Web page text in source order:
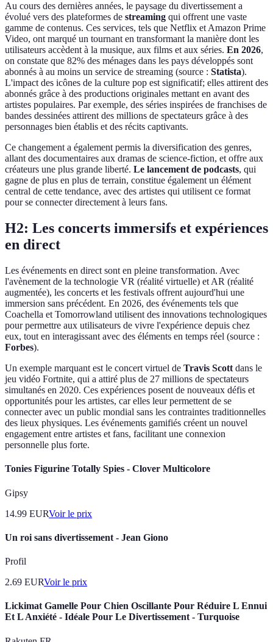
Au cours des dernières années, le paysage du divertissement a
évolué vers des plateformes de streaming qui offrent une vaste
gamme de contenus. Ces services, tels que Netflix et Amazon Prime
Video, ont marqué un tournant en transformant la manière dont les
utilisateurs accèdent à la musique, aux films et aux séries. En 2026,
on constate que 82% des ménages dans les pays développés sont
abonnés à au moins un service de streaming (source : Statista).
L'impact des icônes de la culture pop est significatif; elles attirent des
abonnés grâce à des productions originales mettant en avant des
artistes populaires. Par exemple, des séries inspirées de franchises de
bandes dessinées attirent des millions de spectateurs grâce à des
personnages bien établis et des récits captivants.
Ce changement a également permis la diversification des genres,
allant des documentaires aux dramas de science-fiction, et offre aux
créateurs une plus grande liberté. Le lancement de podcasts, qui
gagne de plus en plus de terrain, constitue également un élément
central de cette tendance, avec des artistes qui utilisent ce format
pour se connecter directement à leurs fans.
H2: Les concerts immersifs et expériences
en direct
Les événements en direct sont en pleine transformation. Avec
l'avènement de la technologie VR (réalité virtuelle) et AR (réalité
augmentée), les concerts et les festivals offrent aujourd'hui une
immersion sans précédent. En 2026, des événements tels que
Coachella et Tomorrowland utilisent des innovations technologiques
pour permettre aux utilisateurs de vivre l'expérience depuis chez
eux, tout en interagissant avec des éléments en temps réel (source :
Forbes).
Un exemple marquant est le concert virtuel de Travis Scott dans le
jeu vidéo Fortnite, qui a attiré plus de 27 millions de spectateurs
simultanés en 2020. Ces expériences posent de nouveaux défis et
opportunités pour les artistes, car elles leur permettent de se
connecter avec un public mondial sans les contraintes traditionnelles
des lieux physiques. Les événements gamifiés créent un nouvel
engagement entre artistes et fans, facilitant une connexion
personnelle plus forte.
Tonies Figurine Totally Spies - Clover Multicolore
Gipsy
14.99 EURVoir le prix
Un roi sans divertissement - Jean Giono
Profil
2.69 EURVoir le prix
Lickimat Gamelle Pour Chien Oscillante Pour Réduire L Ennui
Et L Anxiété - Idéale Pour Le Divertissement - Turquoise